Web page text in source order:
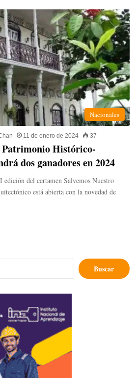
Nacionales
11 de enero de 2024 37
Patrimonio Histórico-
dos ganadores en 2024
del certamen Salvemos Nuestro
está abierta con la novedad de
Buscar: